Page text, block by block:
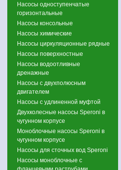
Насосы одноступенчатые
горизонтальные
Насосы консольные
Насосы химические
Насосы циркуляционные рядные
Насосы поверхностные
Насосы водоотливные
дренажные
Насосы с двухполюсным
двигателем
Насосы с удлиненной муфтой
Двухколесные насосы Speroni в
чугунном корпусе
Моноблочные насосы Speroni в
чугунном корпусе
Насосы для сточных вод Speroni
Насосы моноблочные с